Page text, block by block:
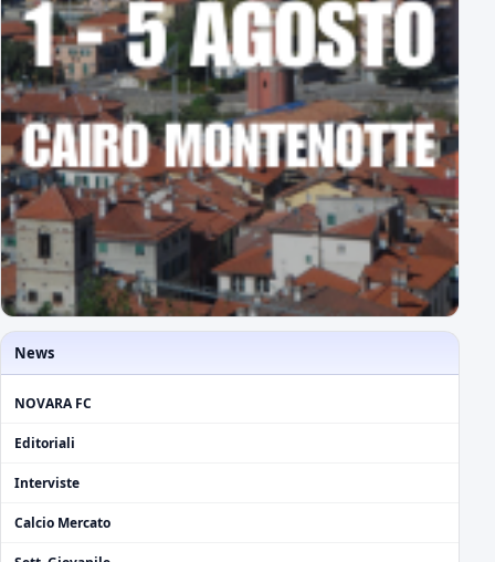
News
NOVARA FC
Editoriali
Interviste
Calcio Mercato